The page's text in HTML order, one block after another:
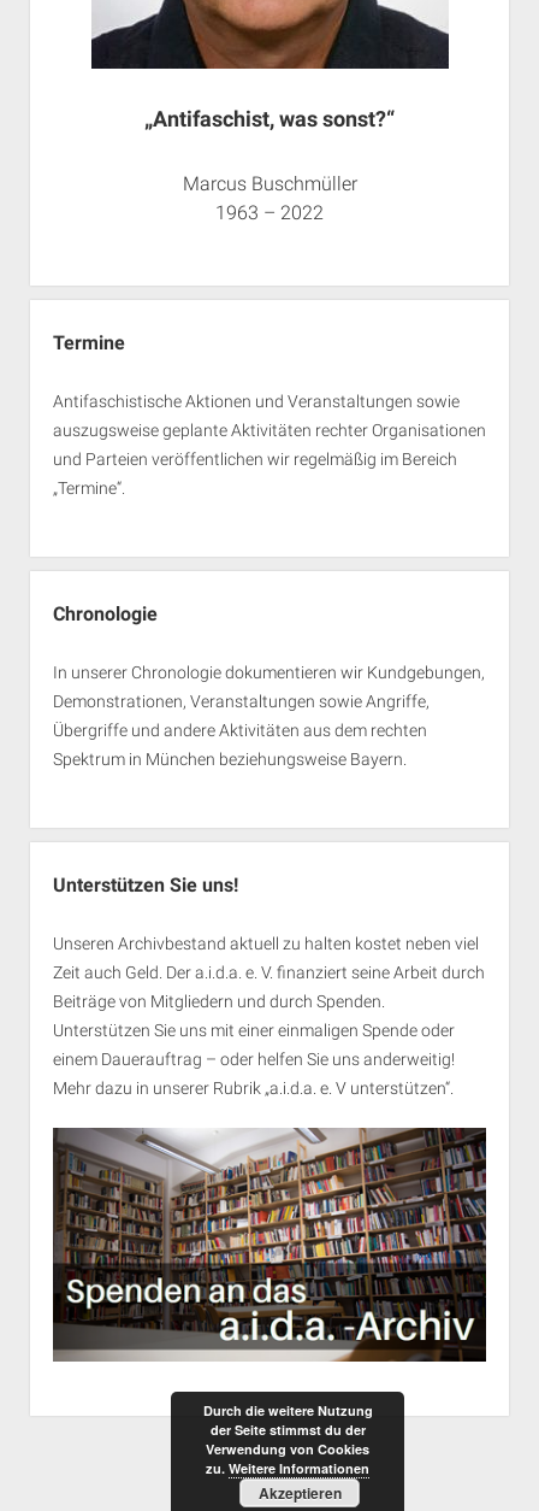
„Antifaschist, was sonst?“
Marcus Buschmüller
1963 – 2022
Termine
Antifaschistische Aktionen und Veranstaltungen sowie
auszugsweise geplante Aktivitäten rechter Organisationen
und Parteien veröffentlichen wir regelmäßig im Bereich
„Termine“.
Chronologie
In unserer Chronologie dokumentieren wir Kundgebungen,
Demonstrationen, Veranstaltungen sowie Angriffe,
Übergriffe und andere Aktivitäten aus dem rechten
Spektrum in München beziehungsweise Bayern.
Unterstützen Sie uns!
Unseren Archivbestand aktuell zu halten kostet neben viel
Zeit auch Geld. Der a.i.d.a. e. V. finanziert seine Arbeit durch
Beiträge von Mitgliedern und durch Spenden.
Unterstützen Sie uns mit einer einmaligen Spende oder
einem Dauerauftrag – oder helfen Sie uns anderweitig!
Mehr dazu in unserer Rubrik „a.i.d.a. e. V unterstützen“.
Durch die weitere Nutzung
der Seite stimmst du der
Verwendung von Cookies
zu. Weitere Informationen
Akzeptieren